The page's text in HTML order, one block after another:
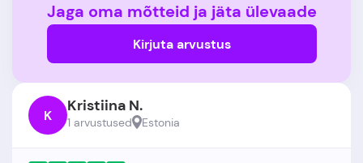
Jaga oma mõtteid ja jäta ülevaade
Kirjuta arvustus
K Kristiina N.
1 arvustused Estonia